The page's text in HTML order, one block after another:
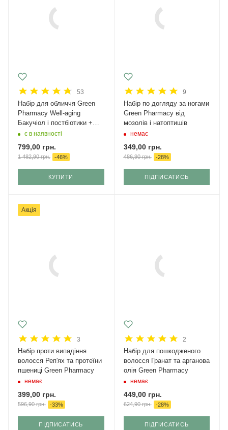
53
Набір для обличчя Green
Рharmacy Well-aging
Бакучіол і постбіотики +
крем з SPF 50
є в наявності
799,00 грн.
1 482,90грн. -46%
КУПИТИ
9
Набір по догляду за ногами
Green Pharmacy від
мозолів і натоптишів
немає
349,00грн.
486,90грн. -28%
ПІДПИСАТИСЬ
Акція
3
Набір проти випадіння
волосся Реп'ях та протеїни
пшениці Green Pharmacy
немає
399,00 грн.
596,90грн. -33%
ПІДПИСАТИСЬ
2
Набір для пошкодженого
волосся Гранат та арганова
олія Green Pharmacy
немає
449,00грн.
624,90грн. -28%
ПІДПИСАТИСЬ